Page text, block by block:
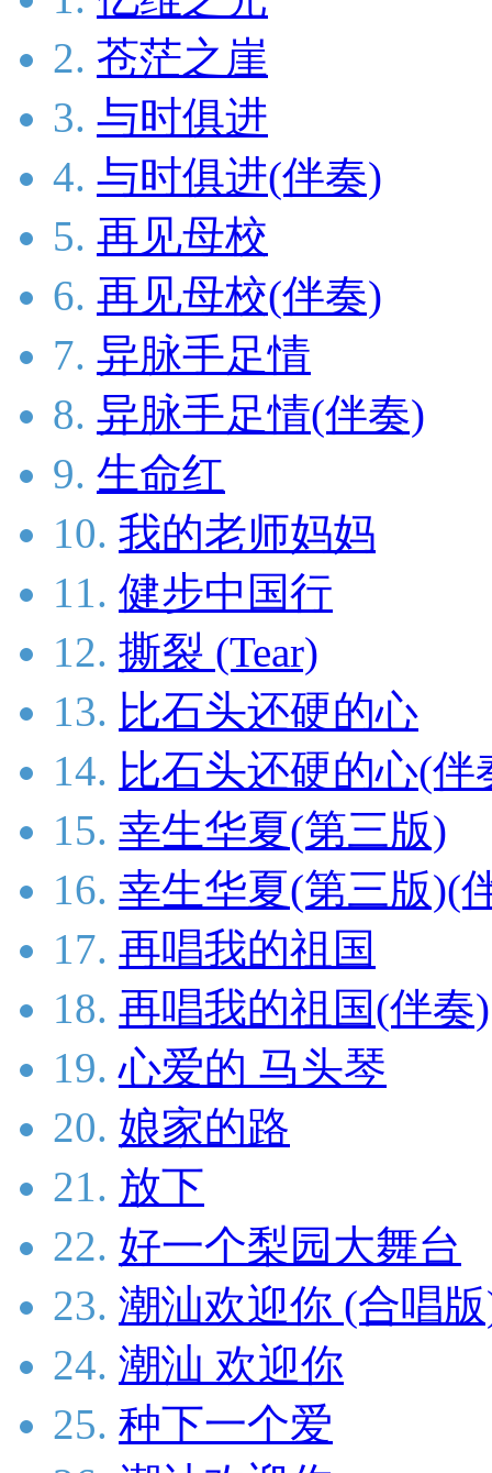
2. 苍茫之崖
3. 与时俱进
4. 与时俱进(伴奏)
5. 再见母校
6. 再见母校(伴奏)
7. 异脉手足情
8. 异脉手足情(伴奏)
9. 生命红
10. 我的老师妈妈
11. 健步中国行
12. 撕裂 (Tear)
13. 比石头还硬的心
14. 比石头还硬的心(伴
15. 幸生华夏(第三版)
16. 幸生华夏(第三版)(
17. 再唱我的祖国
18. 再唱我的祖国(伴奏)
19. 心爱的 马头琴
20. 娘家的路
21. 放下
22. 好一个梨园大舞台
23. 潮汕欢迎你 (合唱
24. 潮汕 欢迎你
25. 种下一个爱